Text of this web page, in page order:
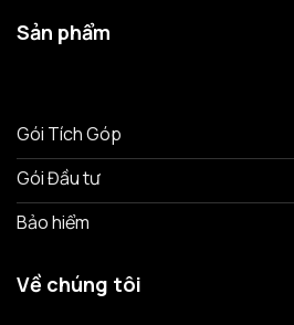
Sản phẩm
Gói Tích Góp
Gói Đầu tư
Bảo hiểm
Về chúng tôi